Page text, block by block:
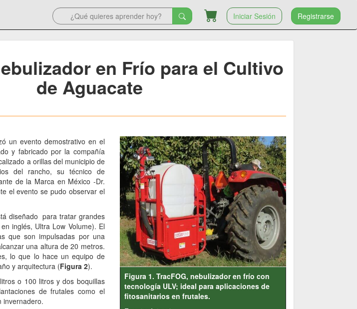
Iniciar Sesión Registrarse
en Frío para el Cultivo
de Aguacate
un evento demostrativo en el
y fabricado por la compañía
a orillas del municipio de
del rancho, su técnico de
de la Marca en México -Dr.
el evento se pudo observar el
diseñado para tratar grandes
inglés, Ultra Low Volume). El
que son impulsadas por una
una altura de 20 metros.
lo que lo hace un equipo de
y arquitectura (Figura 2).
o 100 litros y dos boquillas
de frutales como el
invernadero.
Figura 1. TracFOG, nebulizador en frío con
tecnología ULV; ideal para aplicaciones de
fitosanitarios en frutales.